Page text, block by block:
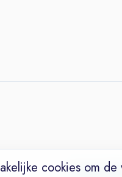
Vacatures
cookies om